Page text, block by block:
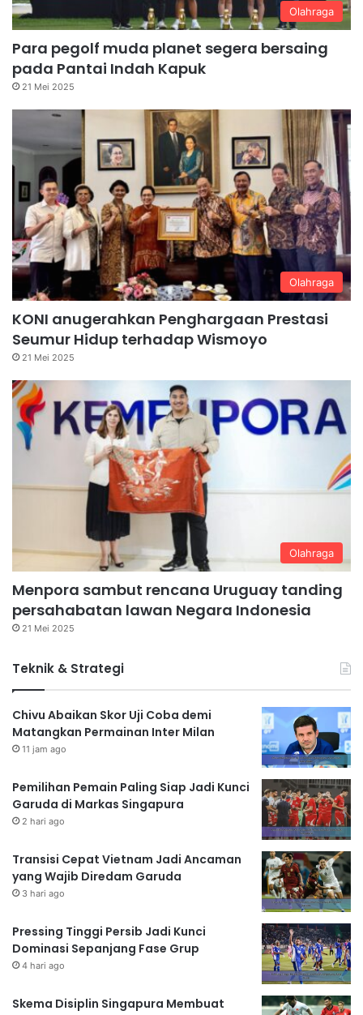
Olahraga
Para pegolf muda planet segera bersaing
pada Pantai Indah Kapuk
21 Mei 2025
Olahraga
KONI anugerahkan Penghargaan Prestasi
Seumur Hidup terhadap Wismoyo
21 Mei 2025
Olahraga
Menpora sambut rencana Uruguay tanding
persahabatan lawan Negara Indonesia
21 Mei 2025
Teknik & Strategi
Chivu Abaikan Skor Uji Coba demi
Matangkan Permainan Inter Milan
11 jam ago
Pemilihan Pemain Paling Siap Jadi Kunci
Garuda di Markas Singapura
2 hari ago
Transisi Cepat Vietnam Jadi Ancaman
yang Wajib Diredam Garuda
3 hari ago
Pressing Tinggi Persib Jadi Kunci
Dominasi Sepanjang Fase Grup
4 hari ago
Skema Disiplin Singapura Membuat